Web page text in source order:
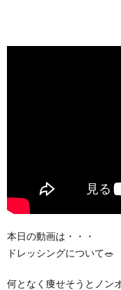
本日の動画は・・・
ドレッシングについて🥗
何となく痩せそうとノン